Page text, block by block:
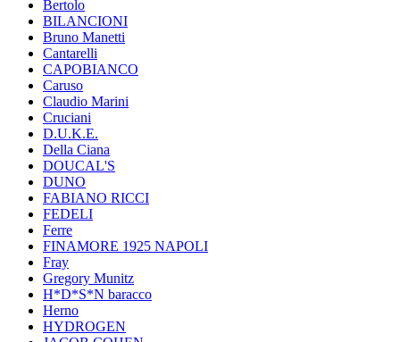
Bertolo
BILANCIONI
Bruno Manetti
Cantarelli
CAPOBIANCO
Caruso
Claudio Marini
Cruciani
D.U.K.E.
Della Ciana
DOUCAL'S
DUNO
FABIANO RICCI
FEDELI
Ferre
FINAMORE 1925 NAPOLI
Fray
Gregory Munitz
H*D*S*N baracco
Herno
HYDROGEN